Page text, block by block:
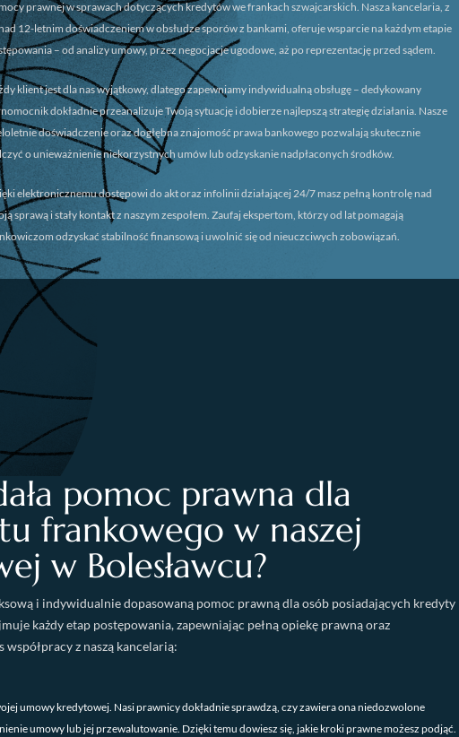
prawnej w sprawach dotyczących kredytów we frankach szwajcarskich. Nasza kancelaria, z
12-letnim doświadczeniem w obsłudze sporów z bankami, oferuje wsparcie na każdym etapie
– od analizy umowy, przez negocjacje ugodowe, aż po reprezentację przed sądem.
klient jest dla nas wyjątkowy, dlatego zapewniamy indywidualną obsługę – dedykowany
dokładnie przeanalizuje Twoją sytuację i dobierze najlepszą strategię działania. Nasze
doświadczenie oraz dogłębna znajomość prawa bankowego pozwalają skutecznie
o unieważnienie niekorzystnych umów lub odzyskanie nadpłaconych środków.
elektronicznemu dostępowi do akt oraz infolinii działającej 24/7 masz pełną kontrolę nad
sprawą i stały kontakt z naszym zespołem. Zaufaj ekspertom, którzy od lat pomagają
odzyskać stabilność finansową i uwolnić się od nieuczciwych zobowiązań.
pomoc prawna dla
frankowego w naszej
w Bolesławcu?
i indywidualnie dopasowaną pomoc prawną dla osób posiadających kredyty
każdy etap postępowania, zapewniając pełną opiekę prawną oraz
z naszą kancelarią:
umowy kredytowej. Nasi prawnicy dokładnie sprawdzą, czy zawiera ona niedozwolone
umowy lub jej przewalutowanie. Dzięki temu dowiesz się, jakie kroki prawne możesz podjąć.